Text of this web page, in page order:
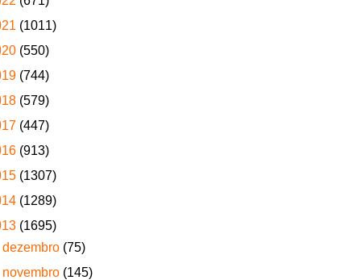
(1011)
(550)
(744)
(579)
(447)
(913)
(1307)
(1289)
(1695)
dezembro (75)
novembro (145)